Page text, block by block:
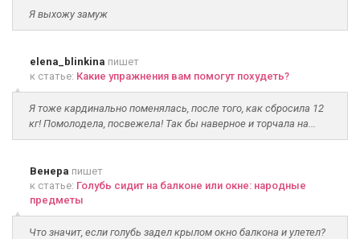
Я выхожу замуж
elena_blinkina пишет
к статье: Какие упражнения вам помогут похудеть?
Я тоже кардинально поменялась, после того, как сбросила 12
кг! Помолодела, посвежела! Так бы наверное и торчала на...
Венера пишет
к статье: Голубь сидит на балконе или окне: народные
предметы
Что значит, если голубь задел крылом окно балкона и улетел?